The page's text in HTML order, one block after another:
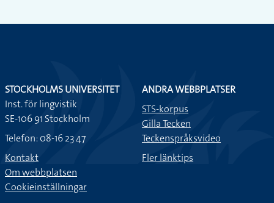
STOCKHOLMS UNIVERSITET
Inst. för lingvistik
SE-106 91 Stockholm
Telefon: 08-16 23 47
Kontakt
Om webbplatsen
Cookieinställningar
ANDRA WEBBPLATSER
STS-korpus
Gilla Tecken
Teckenspråksvideo
Fler länktips